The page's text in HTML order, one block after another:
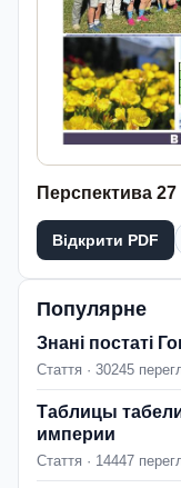
Перспектива 27
Відкрити PDF
Популярне
Знані постаті
Стаття · 30245
Таблицы
империи
Стаття · 14447